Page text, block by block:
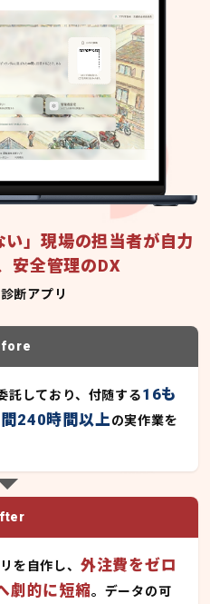
い」現場の担当者が自力
安全管理のDX
断アプリ
託しており、付随する16も
240時間以上の実作業を
を自作し、 外注費をゼロ
劇的に短縮。データの可